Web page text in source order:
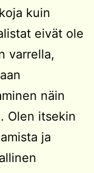
kuin
eivät ole
varrella,
näin
Olen itsekin
ja